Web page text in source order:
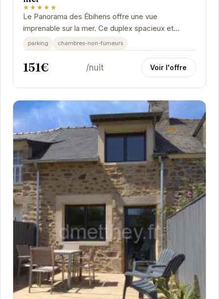
★★★★★
Le Panorama des Ébihens offre une vue
imprenable sur la mer. Ce duplex spacieux et
lumineux est idéal pour des vacances relaxantes.
Profitez de son...
parking chambres-non-fumeurs
151€ /nuit Voir l'offre